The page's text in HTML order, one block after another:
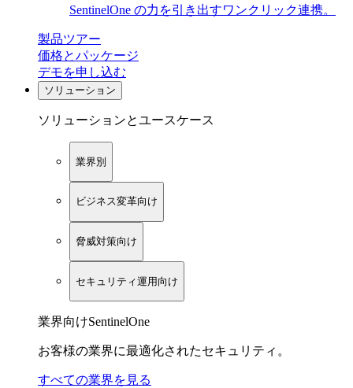
SentinelOne の力を引き出すワンクリック連携。
製品ツアー
価格とパッケージ
デモを申し込む
ソリューション
ソリューションとユースケース
業界別
ビジネス変革向け
脅威対策向け
セキュリティ運用向け
業界向けSentinelOne
お客様の業界に最適化されたセキュリティ。
すべての業界を見る